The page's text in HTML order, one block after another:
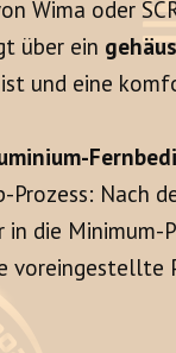
Wima oder
über ein
und eine
Nach
die Minimum-
voreingestellte